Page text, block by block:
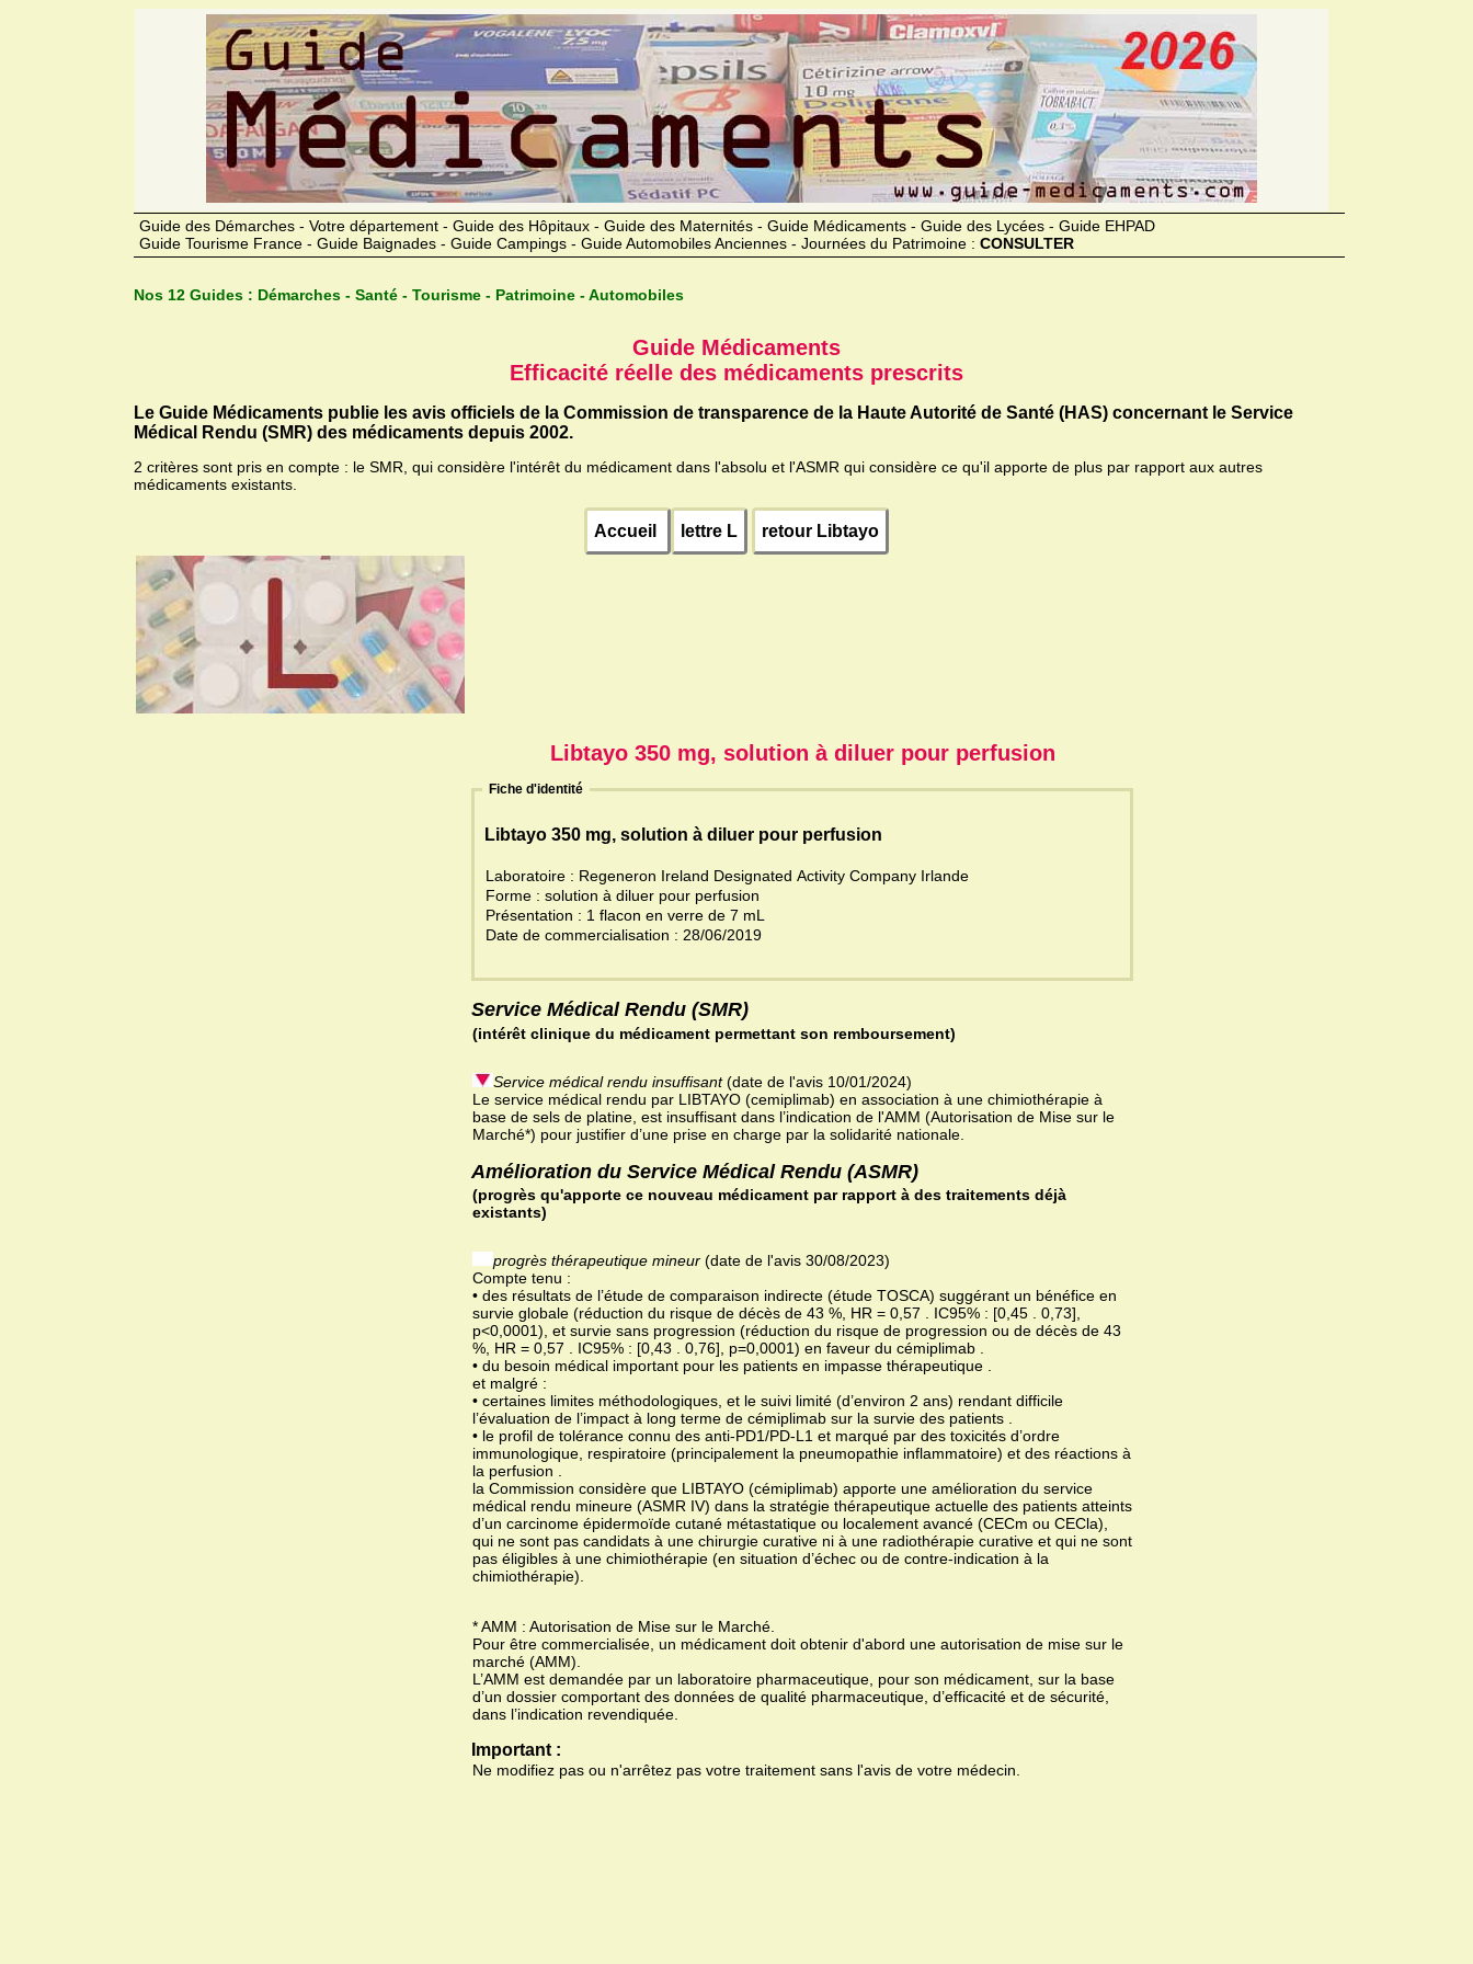
Guide des Démarches - Votre département - Guide des Hôpitaux - Guide des Maternités - Guide Médicaments - Guide des Lycées - Guide EHPAD
Guide Tourisme France - Guide Baignades - Guide Campings - Guide Automobiles Anciennes - Journées du Patrimoine : CONSULTER
Nos 12 Guides : Démarches - Santé - Tourisme - Patrimoine - Automobiles
Guide Médicaments
Efficacité réelle des médicaments prescrits
Le Guide Médicaments publie les avis officiels de la Commission de transparence de la Haute Autorité de Santé (HAS) concernant le Service
Médical Rendu (SMR) des médicaments depuis 2002.
2 critères sont pris en compte : le SMR, qui considère l'intérêt du médicament dans l'absolu et l'ASMR qui considère ce qu'il apporte de plus par rapport aux autres
médicaments existants.
Accueil lettre L retour Libtayo
Libtayo 350 mg, solution à diluer pour perfusion
Fiche d'identité
Libtayo 350 mg, solution à diluer pour perfusion
Laboratoire : Regeneron Ireland Designated Activity Company Irlande
Forme : solution à diluer pour perfusion
Présentation : 1 flacon en verre de 7 mL
Date de commercialisation : 28/06/2019
Service Médical Rendu (SMR)
(intérêt clinique du médicament permettant son remboursement)
Service médical rendu insuffisant(date de l'avis 10/01/2024)
Le service médical rendu par LIBTAYO (cemiplimab) en association à une chimiothérapie à
base de sels de platine, est insuffisant dans l’indication de l'AMM (Autorisation de Mise sur le
Marché*) pour justifier d’une prise en charge par la solidarité nationale.
Amélioration du Service Médical Rendu (ASMR)
(progrès qu'apporte ce nouveau médicament par rapport à des traitements déjà
existants)
progrès thérapeutique mineur (date de l'avis 30/08/2023)
Compte tenu :
• des résultats de l’étude de comparaison indirecte (étude TOSCA) suggérant un bénéfice en
survie globale (réduction du risque de décès de 43 %, HR = 0,57 . IC95% : [0,45 . 0,73],
p<0,0001), et survie sans progression (réduction du risque de progression ou de décès de 43
%, HR = 0,57 . IC95% : [0,43 . 0,76], p=0,0001) en faveur du cémiplimab .
• du besoin médical important pour les patients en impasse thérapeutique .
et malgré :
• certaines limites méthodologiques, et le suivi limité (d’environ 2 ans) rendant difficile
l’évaluation de l’impact à long terme de cémiplimab sur la survie des patients .
• le profil de tolérance connu des anti-PD1/PD-L1 et marqué par des toxicités d’ordre
immunologique, respiratoire (principalement la pneumopathie inflammatoire) et des réactions à
la perfusion .
la Commission considère que LIBTAYO (cémiplimab) apporte une amélioration du service
médical rendu mineure (ASMR IV) dans la stratégie thérapeutique actuelle des patients atteints
d’un carcinome épidermoïde cutané métastatique ou localement avancé (CECm ou CECla),
qui ne sont pas candidats à une chirurgie curative ni à une radiothérapie curative et qui ne sont
pas éligibles à une chimiothérapie (en situation d’échec ou de contre-indication à la
chimiothérapie).
* AMM : Autorisation de Mise sur le Marché.
Pour être commercialisée, un médicament doit obtenir d'abord une autorisation de mise sur le
marché (AMM).
L’AMM est demandée par un laboratoire pharmaceutique, pour son médicament, sur la base
d’un dossier comportant des données de qualité pharmaceutique, d’efficacité et de sécurité,
dans l’indication revendiquée.
Important :
Ne modifiez pas ou n'arrêtez pas votre traitement sans l'avis de votre médecin.